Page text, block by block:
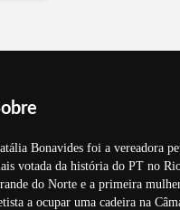
Bonavides foi a vereadora
votada da história do PT no
do Norte e a primeira
a ocupar uma cadeira na